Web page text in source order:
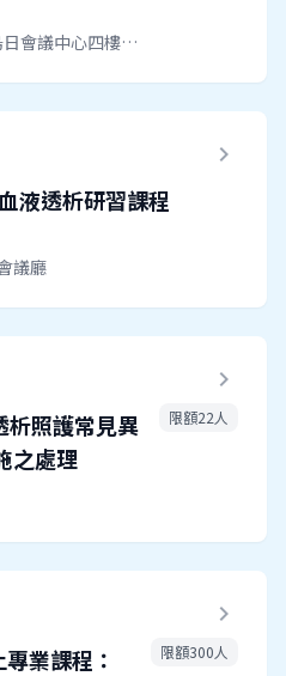
上課地點：集思台中新烏日會議中心四樓富蘭克林廳 (台中市烏日區高鐵東一路26號4樓)
液透析研習課程
議廳
chevron_right
照護常見異
之處理
chevron_right
限額22人
業課程：
chevron_right
限額300人